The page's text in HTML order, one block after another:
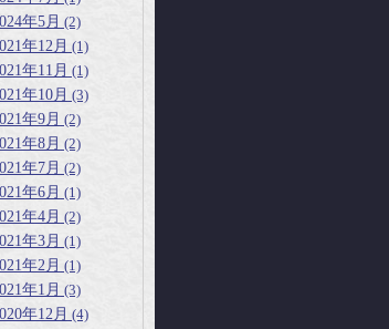
年5月 (2)
年12月 (1)
年11月 (1)
年10月 (3)
年9月 (2)
年8月 (2)
年7月 (2)
年6月 (1)
年4月 (2)
年3月 (1)
年2月 (1)
年1月 (3)
年12月 (4)